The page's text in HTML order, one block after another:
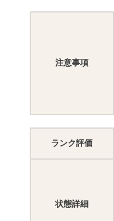
注意事項
ランク評価
状態詳細